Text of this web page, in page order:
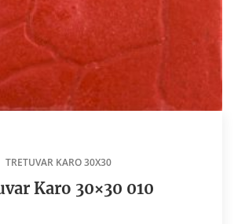
TRETUVAR KARO 30X30
Karo 30×30 010